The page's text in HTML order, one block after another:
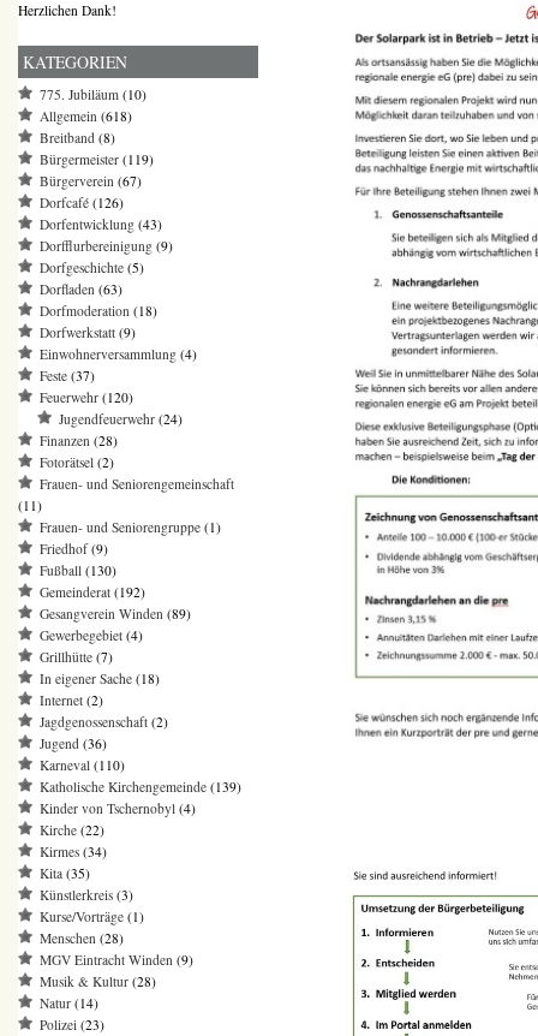
Herzlichen Dank!
KATEGORIEN
775. Jubiläum (10)
Allgemein (618)
Breitband (8)
Bürgermeister (119)
Bürgerverein (67)
Dorfcafé (126)
Dorfentwicklung (43)
Dorfflurbereinigung (9)
Dorfgeschichte (5)
Dorfladen (63)
Dorfmoderation (18)
Dorfwerkstatt (9)
Einwohnerversammlung (4)
Feste (37)
Feuerwehr (120)
Jugendfeuerwehr (24)
Finanzen (28)
Fotorätsel (2)
Frauen- und Seniorengemeinschaft
(11)
Frauen- und Seniorengruppe (1)
Friedhof(9)
Fußball (130)
Gemeinderat (192)
Gesangverein Winden (89)
Gewerbegebiet (4)
Grillhütte (7)
In eigener Sache (18)
Internet (2)
Jagdgenossenschaft (2)
Jugend (36)
Karneval (110)
Katholische Kirchengemeinde (139)
Kinder von Tschernobyl (4)
Kirche (22)
Kirmes (34)
Kita (35)
Künstlerkreis (3)
Kurse/Vorträge (1)
Menschen (28)
MGV Eintracht Winden (9)
Musik & Kultur (28)
Natur (14)
Polizei (23)